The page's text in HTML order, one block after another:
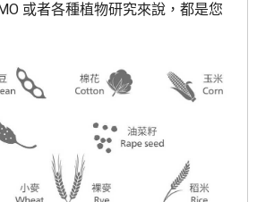
或者各種植物研究來說，都是您